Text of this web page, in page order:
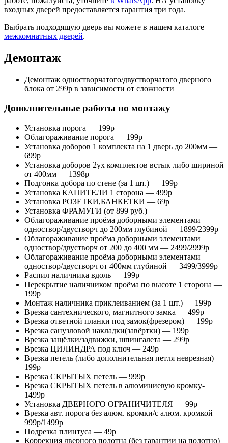
входных дверей предоставляется гарантия три года.
Выбрать подходящую дверь вы можете в нашем каталоге
межкомнатных дверей.
Демонтаж
Демонтаж одностворчатого/двустворчатого дверного
блока от 299р в зависимости от сложности
Дополнительные работы по монтажу
Установка порога — 199р
Облагораживание порога — 199р
Установка доборов 1 комплекта на 1 дверь до 200мм —
699р
Установка доборов 2ух комплектов встык либо шириной
от 400мм — 1398р
Подгонка добора по стене (за 1 шт.) — 199р
Установка КАПИТЕЛИ 1 сторона — 499р
Установка РОЗЕТКИ,БАНКЕТКИ — 69р
Установка ФРАМУГИ (от 899 руб.)
Облагораживание проёма доборными элементами
одноствор/двустворч до 200мм глубиной — 1899/2399р
Облагораживание проёма доборными элементами
одноствор/двустворч от 200 до 400 мм — 2499/2999р
Облагораживание проёма доборными элементами
одноствор/двустворч от 400мм глубиной — 3499/3999р
Распил наличника вдоль — 199р
Перекрытие наличником проёма по высоте 1 сторона —
199р
Монтаж наличника приклеиванием (за 1 шт.) — 199р
Врезка сантехнического, магнитного замка — 499р
Врезка ответной планки под замок(фрезером) — 199р
Врезка санузловой накладки(завёртки) — 199р
Врезка защёлки/задвижки, шпингалета — 299р
Врезка ЦИЛИНДРА под ключ — 249р
Врезка петель (либо дополнительная петля неврезная) —
199р
Врезка СКРЫТЫХ петель — 999р
Врезка СКРЫТЫХ петель в алюминиевую кромку-
1499р
Установка ДВЕРНОГО ОГРАНИЧИТЕЛЯ — 99р
Врезка авт. порога без алюм. кромки/с алюм. кромкой —
999р/1499р
Подрезка плинтуса — 49р
Коррекция дверного полотна (без гарантии на полотно)